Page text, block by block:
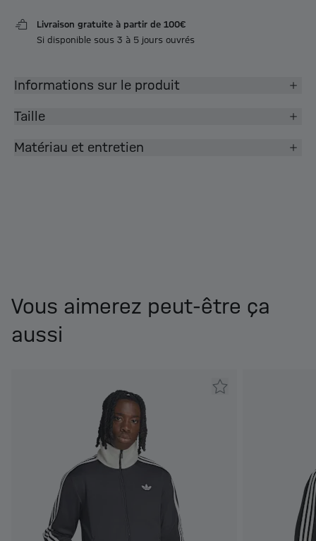
Livraison gratuite à partir de 100€
Si disponible sous 3 à 5 jours ouvrés
Informations sur le produit
Taille
Matériau et entretien
Vous aimerez peut-être ça
aussi